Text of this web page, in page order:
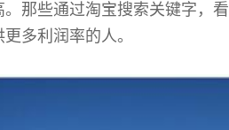
那些通过淘宝搜索关键字，看
多利润率的人。